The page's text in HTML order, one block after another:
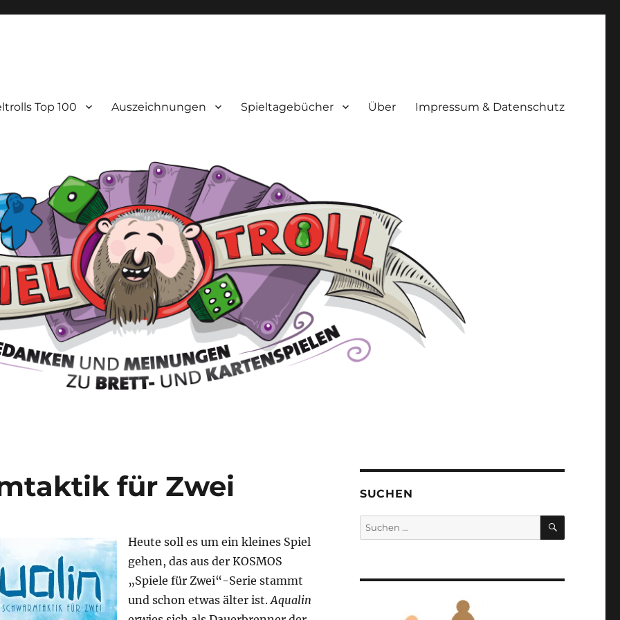
Top 100 Auszeichnungen Spieltagebücher Über Impressum & Datenschutz
für Zwei
Heute soll es um ein kleines Spiel
gehen, das aus der KOSMOS
„Spiele für Zwei“-Serie stammt
und schon etwas älter ist.Aqualin
SUCHEN
Suchen
nach:
SUCHEN